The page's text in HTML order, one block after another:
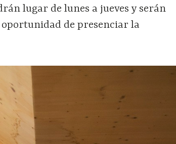
lugar de lunes a jueves y serán
de presenciar la